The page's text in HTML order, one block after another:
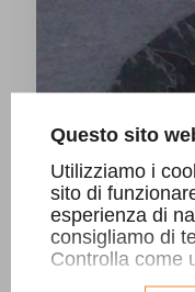
Questo sito
Utilizziamo i
sito di
esperienza di
consigliamo di
Controlla come
desideri,